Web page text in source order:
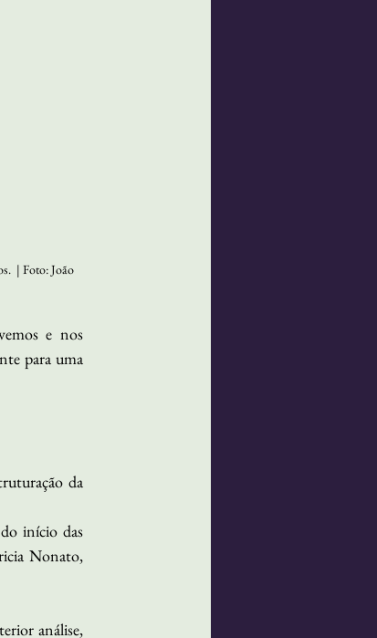
| Foto: João
e nos
para uma
da
início das
Nonato,
análise,